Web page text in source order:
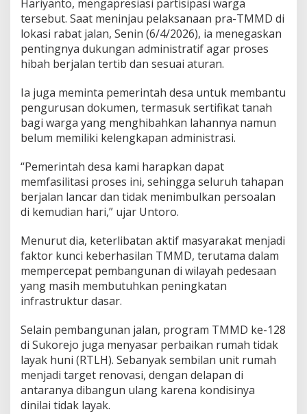
s
e
s
d
a
n
a
r
a
p
a
B
a
r
u
Hariyanto, mengapresiasi partisipasi warga
tersebut. Saat meninjau pelaksanaan pra-TMMD di
lokasi rabat jalan, Senin (6/4/2026), ia menegaskan
pentingnya dukungan administratif agar proses
hibah berjalan tertib dan sesuai aturan.
Ia juga meminta pemerintah desa untuk membantu
pengurusan dokumen, termasuk sertifikat tanah
bagi warga yang menghibahkan lahannya namun
belum memiliki kelengkapan administrasi.
“Pemerintah desa kami harapkan dapat
memfasilitasi proses ini, sehingga seluruh tahapan
berjalan lancar dan tidak menimbulkan persoalan
di kemudian hari,” ujar Untoro.
Menurut dia, keterlibatan aktif masyarakat menjadi
faktor kunci keberhasilan TMMD, terutama dalam
mempercepat pembangunan di wilayah pedesaan
yang masih membutuhkan peningkatan
infrastruktur dasar.
Selain pembangunan jalan, program TMMD ke-128
di Sukorejo juga menyasar perbaikan rumah tidak
layak huni (RTLH). Sebanyak sembilan unit rumah
menjadi target renovasi, dengan delapan di
antaranya dibangun ulang karena kondisinya
dinilai tidak layak.